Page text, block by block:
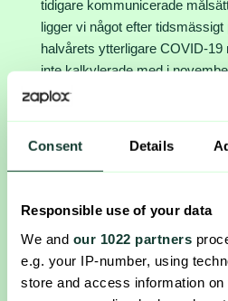
Consent Details
Responsible use of your data
We and our 1022 partners
e.g. your IP-number, using
store and access information
tidigare kommunicerade
ligger vi något efter
halvårets ytterligare COVID-19
inte kalkylerade med i
formulerades.
Den nuvarande
intäktsgenererande dörrar
med den bakgrunden är vi
aktiva dörrar under första
för att nå åtminstone 70 000
även den tidsmässigt efter på
nämnda COVID-19